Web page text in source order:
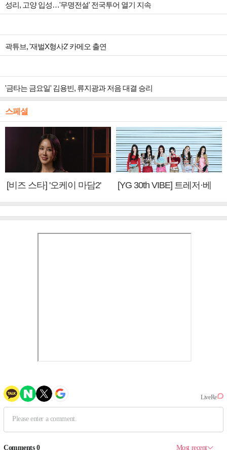
성리, 고양 입성…'무명전설' 전국투어 열기 지속
곽튜브, '재벌X형사2' 카메오 출연
'금타는 금요일' 김용빈, 류지광과 저음 대결 승리
스페셜
[비즈 스타] '오케이 마담2'
[YG 30th VIBE] 트레저·베